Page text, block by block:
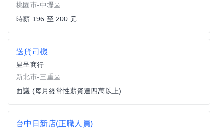
桃園市-中壢區
時薪 196 至 200 元
送貨司機
昱呈商行
新北市-三重區
面議 (每月經常性薪資達四萬以上)
台中日新店(正職人員)